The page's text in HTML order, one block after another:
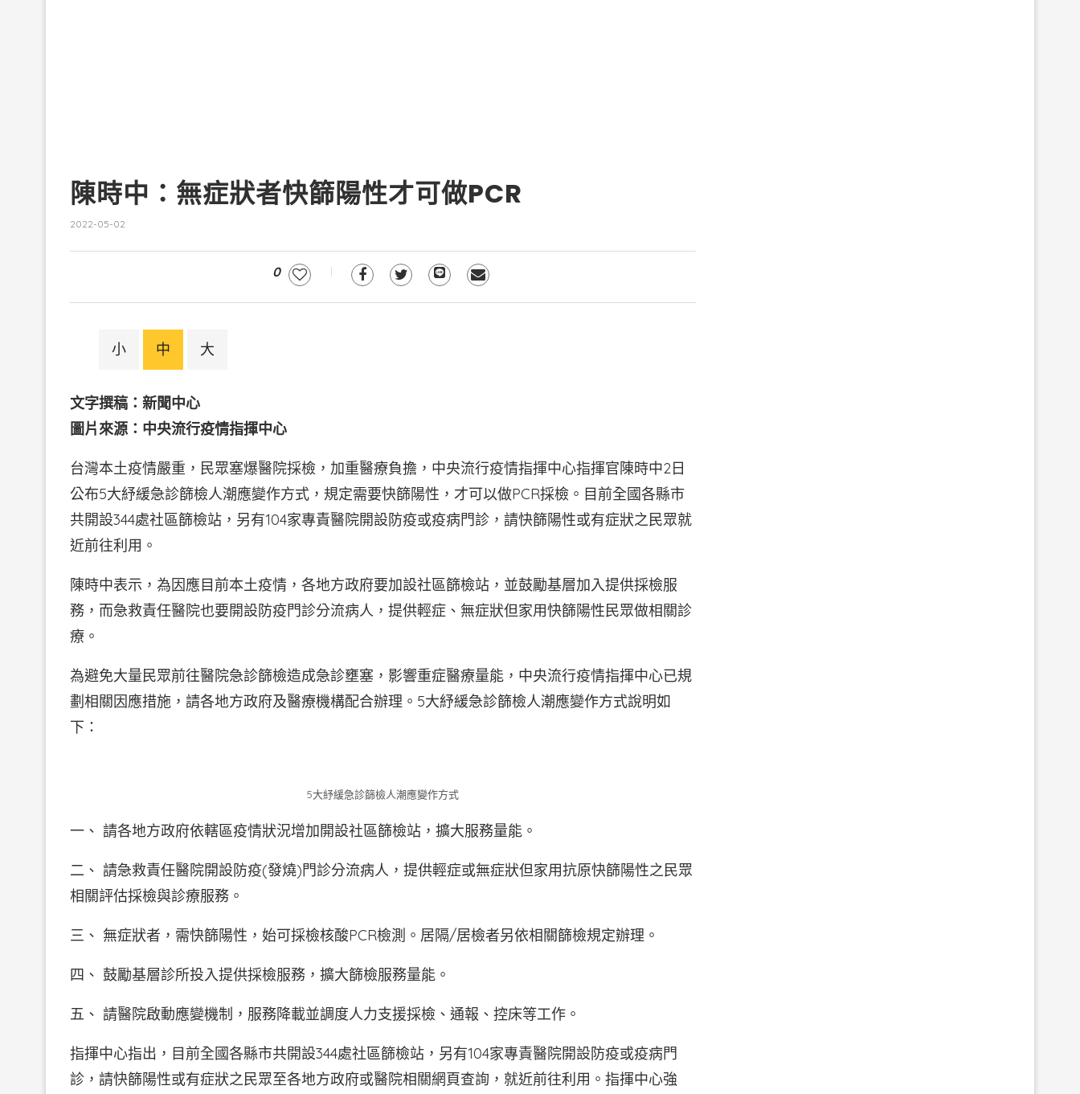
陳時中：無症狀者快篩陽性才可做PCR
2022-05-02
0
小 中 大
文字撰稿：新聞中心
圖片來源：中央流行疫情指揮中心
台灣本土疫情嚴重，民眾塞爆醫院採檢，加重醫療負擔，中央流行疫情指揮中心指揮官陳時中2日
公布5大紓緩急診篩檢人潮應變作方式，規定需要快篩陽性，才可以做PCR採檢。目前全國各縣市
共開設344處社區篩檢站，另有104家專責醫院開設防疫或疫病門診，請快篩陽性或有症狀之民眾就
近前往利用。
陳時中表示，為因應目前本土疫情，各地方政府要加設社區篩檢站，並鼓勵基層加入提供採檢服
務，而急救責任醫院也要開設防疫門診分流病人，提供輕症、無症狀但家用快篩陽性民眾做相關診
療。
為避免大量民眾前往醫院急診篩檢造成急診壅塞，影響重症醫療量能，中央流行疫情指揮中心已規
劃相關因應措施，請各地方政府及醫療機構配合辦理。5大紓緩急診篩檢人潮應變作方式說明如
下：
5大紓緩急診篩檢人潮應變作方式
一、 請各地方政府依轄區疫情狀況增加開設社區篩檢站，擴大服務量能。
二、 請急救責任醫院開設防疫(發燒)門診分流病人，提供輕症或無症狀但家用抗原快篩陽性之民眾
相關評估採檢與診療服務。
三、 無症狀者，需快篩陽性，始可採檢核酸PCR檢測。居隔/居檢者另依相關篩檢規定辦理。
四、 鼓勵基層診所投入提供採檢服務，擴大篩檢服務量能。
五、 請醫院啟動應變機制，服務降載並調度人力支援採檢、通報、控床等工作。
指揮中心指出，目前全國各縣市共開設344處社區篩檢站，另有104家專責醫院開設防疫或疫病門
診，請快篩陽性或有症狀之民眾至各地方政府或醫院相關網頁查詢，就近前往利用。指揮中心強